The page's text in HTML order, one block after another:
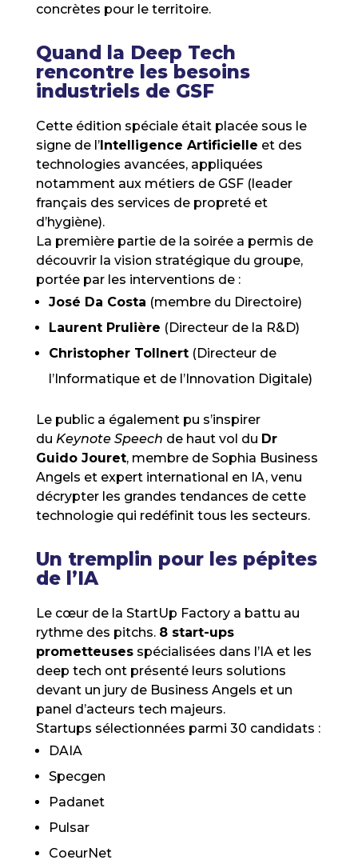
concrètes pour le territoire.
Quand la Deep Tech
rencontre les besoins
industriels de GSF
Cette édition spéciale était placée sous le
signe de l’Intelligence Artificielle et des
technologies avancées, appliquées
notamment aux métiers de GSF (leader
français des services de propreté et
d’hygiène).
La première partie de la soirée a permis de
découvrir la vision stratégique du groupe,
portée par les interventions de :
José Da Costa (membre du Directoire)
Laurent Prulière (Directeur de la R&D)
Christopher Tollnert(Directeur de
l’Informatique et de l’Innovation Digitale)
Le public a également pu s’inspirer
du Keynote Speech de haut vol du Dr
Guido Jouret, membre de Sophia Business
Angels et expert international en IA, venu
décrypter les grandes tendances de cette
technologie qui redéfinit tous les secteurs.
Un tremplin pour les pépites
de l’IA
Le cœur de la StartUp Factory a battu au
rythme des pitchs. 8 start-ups
prometteusesspécialisées dans l’IA et les
deep tech ont présenté leurs solutions
devant un jury de Business Angels et un
panel d’acteurs tech majeurs.
Startups sélectionnées parmi 30 candidats :
DAIA
Specgen
Padanet
Pulsar
CoeurNet